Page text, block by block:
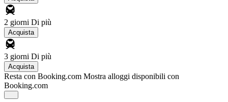
2 giorni Di più
Acquista
3 giorni Di più
Acquista
Resta con Booking.com Mostra alloggi disponibili con
Booking.com